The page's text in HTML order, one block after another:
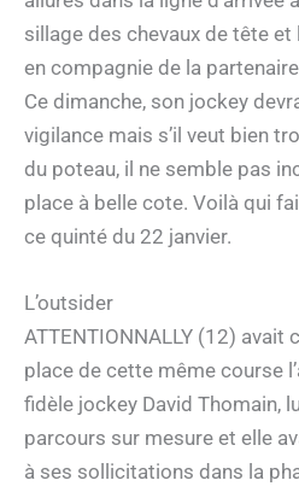
sillage des chevaux de tête
en compagnie de la
Ce dimanche, son jockey
vigilance mais s’il veut bien
du poteau, il ne semble pas
place à belle cote. Voilà qui
ce quinté du 22 janvier.
L’outsider
ATTENTIONNALLY (12)
place de cette même course
fidèle jockey David Thomain,
parcours sur mesure et elle
à ses sollicitations dans la